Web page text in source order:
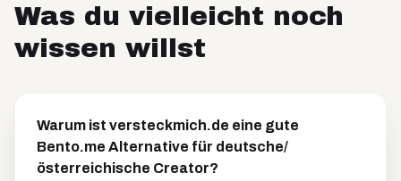
Was du vielleicht noch
wissen willst
Warum ist versteckmich.de eine gute
Bento.me Alternative für deutsche/
österreichische Creator?